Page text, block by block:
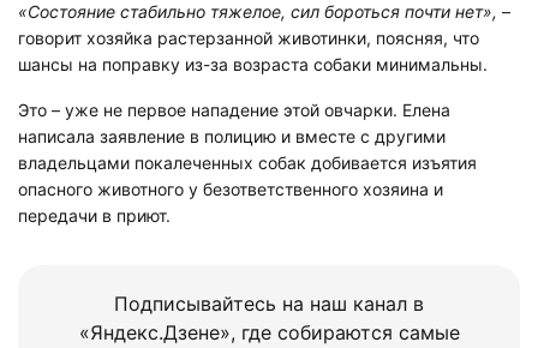
«Состояние стабильно тяжелое, сил бороться почти нет», –
говорит хозяйка растерзанной животинки, поясняя, что
шансы на поправку из-за возраста собаки минимальны.
Это – уже не первое нападение этой овчарки. Елена
написала заявление в полицию и вместе с другими
владельцами покалеченных собак добивается изъятия
опасного животного у безответственного хозяина и
передачи в приют.
Подписывайтесь на наш канал в
«Яндекс.Дзене», где собираются самые